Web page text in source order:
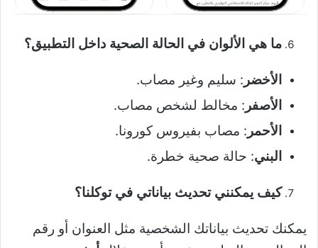
ما هي الألوان في الحالة الصحية داخل التطبيق؟
الأخضر : سليم وغير مصاب.
الأصفر : مخالط لشخص مصاب.
الأحمر : مصاب بفيروس كورونا.
البني: حالة صحية خطرة.
كيف يمكنني تحديث بياناتي في توكلنا؟
يمكنك تحديث بياناتك الشخصية مثل العنوان أو رقم